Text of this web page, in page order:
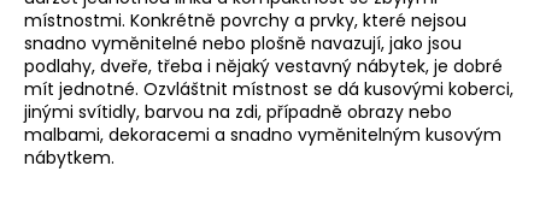
místnostmi. Konkrétně povrchy a prvky, které nejsou
snadno vyměnitelné nebo plošně navazují, jako jsou
podlahy, dveře, třeba i nějaký vestavný nábytek, je dobré
mít jednotné. Ozvláštnit místnost se dá kusovými koberci,
jinými svítidly, barvou na zdi, případně obrazy nebo
malbami, dekoracemi a snadno vyměnitelným kusovým
nábytkem.